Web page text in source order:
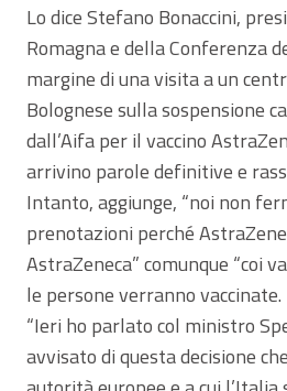
Lo dice Stefano Bonaccini,
Romagna e della Conferenza
margine di una visita a un
Bolognese sulla sospensione
dall’Aifa per il vaccino
arrivino parole definitive e
Intanto, aggiunge, “noi non
prenotazioni perché
AstraZeneca” comunque “coi
le persone verranno vaccinate.
“Ieri ho parlato col ministro
avvisato di questa decisione